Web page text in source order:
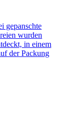
gepanschte
wurden
in einem
der Packung